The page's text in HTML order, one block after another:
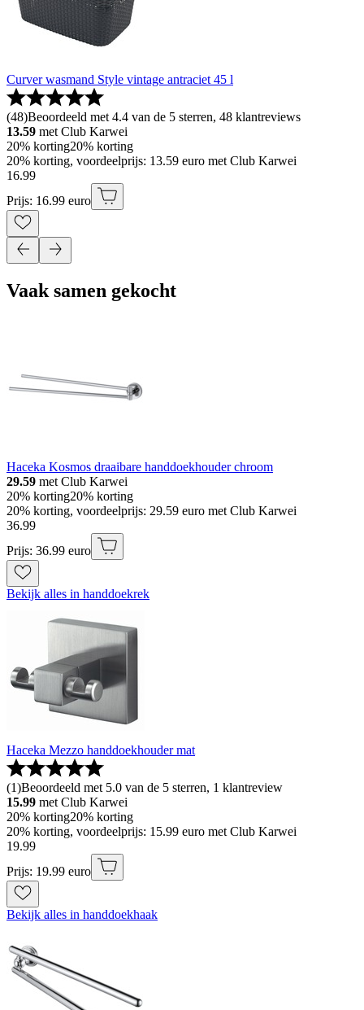
Curver wasmand Style vintage antraciet 45 l
(48)Beoordeeld met 4.4 van de 5 sterren, 48 klantreviews
13.59 met Club Karwei
20% korting20% korting
20% korting, voordeelprijs: 13.59 euro met Club Karwei
16.99
Prijs: 16.99 euro
Vaak samen gekocht
Haceka Kosmos draaibare handdoekhouder chroom
29.59 met Club Karwei
20% korting20% korting
20% korting, voordeelprijs: 29.59 euro met Club Karwei
36.99
Prijs: 36.99 euro
Bekijk alles in handdoekrek
Haceka Mezzo handdoekhouder mat
(1)Beoordeeld met 5.0 van de 5 sterren, 1 klantreview
15.99 met Club Karwei
20% korting20% korting
20% korting, voordeelprijs: 15.99 euro met Club Karwei
19.99
Prijs: 19.99 euro
Bekijk alles in handdoekhaak